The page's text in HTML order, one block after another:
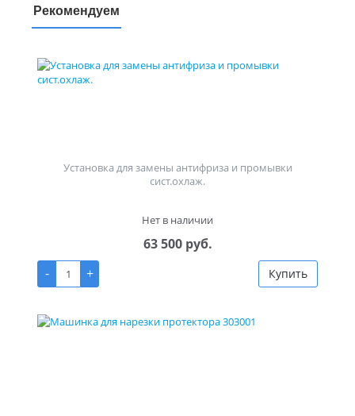
Рекомендуем
Установка для замены антифриза и промывки
сист.охлаж.
Нет в наличии
63 500 руб.
-
+ Купить